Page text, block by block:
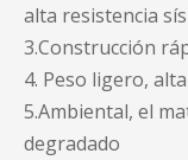
alta resistencia
3.Construcción
4. Peso ligero,
5.Ambiental, el
degradado